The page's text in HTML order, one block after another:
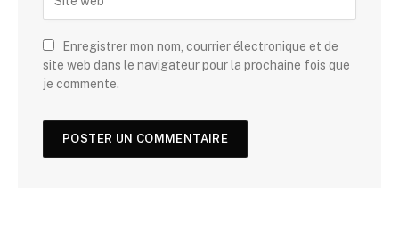
Enregistrer mon nom, courrier électronique et de
site web dans le navigateur pour la prochaine fois que
je commente.